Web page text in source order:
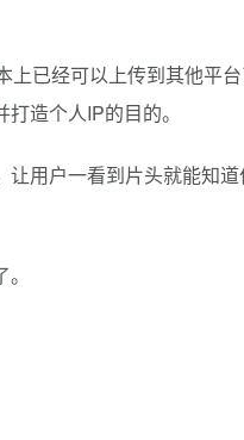
已经可以上传到其他平
造个人IP的目的。
用户一看到片头就能知